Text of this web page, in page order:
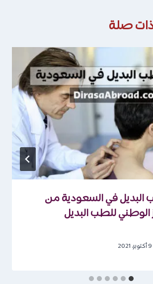
صلة
البديل في السعودية من
الوطني للطب البديل
9 أكتوبر، 2021